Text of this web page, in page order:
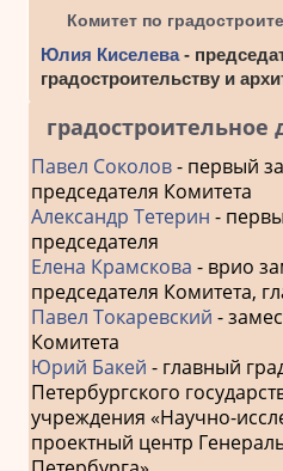
Комитет по
Юлия Киселева-
градостроительству и
градостроительное
Павел Соколов- первый
председателя Комитета
Александр Тетерин -
председателя
Елена Крамскова - врио
председателя Комитета,
Павел Токаревский -
Комитета
Юрий Бакей - главный
Петербургского
учреждения «Научно-
проектный центр